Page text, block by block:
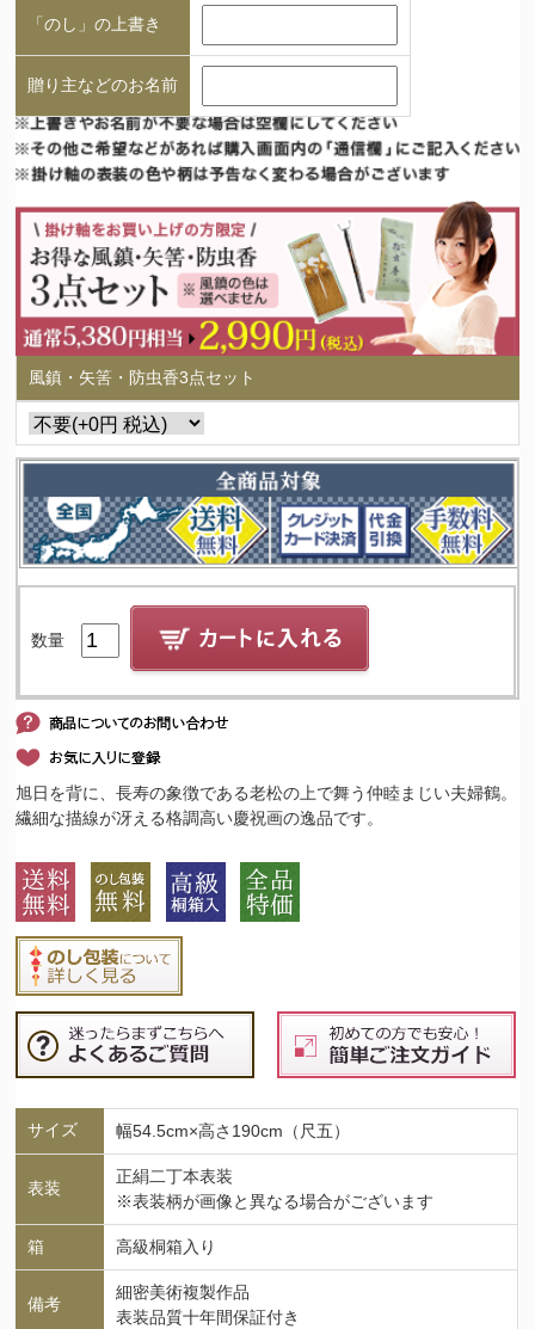
「のし」の上書き
贈り主などのお名前
風鎮・矢筈・防虫香3点セット
数量
旭日を背に、長寿の象徴である老松の上で舞う仲睦まじい夫婦鶴。
繊細な描線が冴える格調高い慶祝画の逸品です。
サイズ 幅54.5cm×高さ190cm（尺五）
表装
正絹二丁本表装
※表装柄が画像と異なる場合がございます
箱 高級桐箱入り
備考
細密美術複製作品
表装品質十年間保証付き